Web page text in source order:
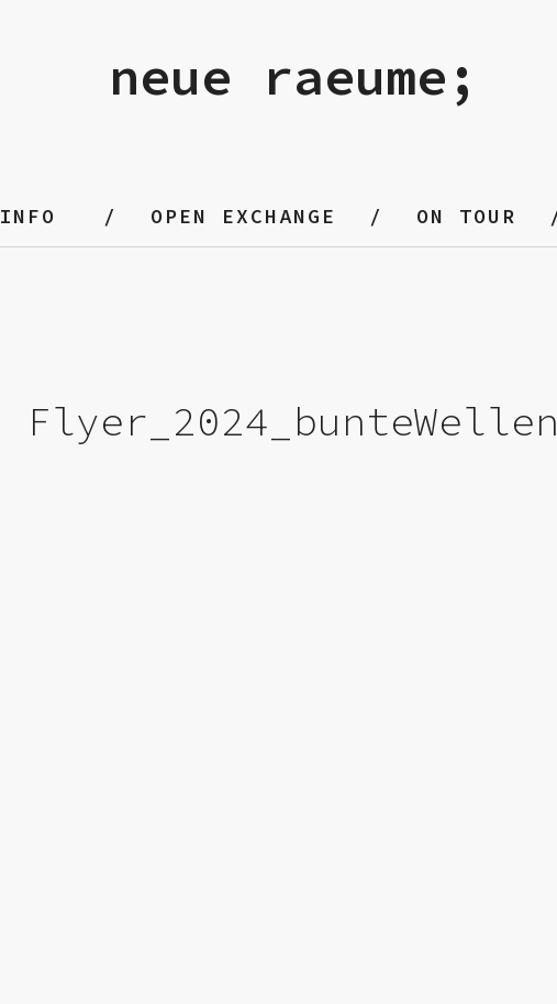
neue raeume;
INFO OPEN EXCHANGE ON TOUR
Flyer_2024_bunteWellen